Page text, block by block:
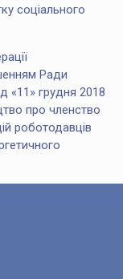
соціального
Ради
«11» грудня 2018
про членство
роботодавців